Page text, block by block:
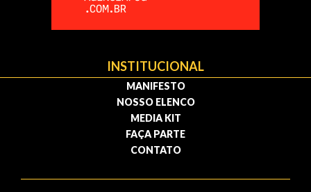
INSTITUCIONAL
MANIFESTO
NOSSO ELENCO
MEDIA KIT
FAÇA PARTE
CONTATO